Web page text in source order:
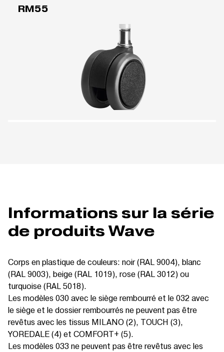
RM55
Informations sur la série
de produits Wave
Corps en plastique de couleurs: noir (RAL 9004), blanc
(RAL 9003), beige (RAL 1019), rose (RAL 3012) ou
turquoise (RAL 5018).
Les modèles 030 avec le siège rembourré et le 032 avec
le siège et le dossier rembourrés ne peuvent pas être
revêtus avec les tissus MILANO (2), TOUCH (3),
YOREDALE (4) et COMFORT+ (5).
Les modèles 033 ne peuvent pas être revêtus avec les